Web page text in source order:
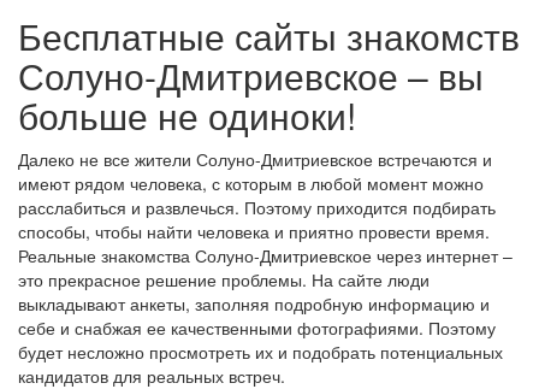
Бесплатные сайты знакомств
Солуно-Дмитриевское – вы
больше не одиноки!
Далеко не все жители Солуно-Дмитриевское встречаются и
имеют рядом человека, с которым в любой момент можно
расслабиться и развлечься. Поэтому приходится подбирать
способы, чтобы найти человека и приятно провести время.
Реальные знакомства Солуно-Дмитриевское через интернет –
это прекрасное решение проблемы. На сайте люди
выкладывают анкеты, заполняя подробную информацию и
себе и снабжая ее качественными фотографиями. Поэтому
будет несложно просмотреть их и подобрать потенциальных
кандидатов для реальных встреч.